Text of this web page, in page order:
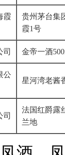
霞
贵州茅台集
霞1号
司 金帝一酒
公
星河湾老酱
司
法国红爵露
兰地